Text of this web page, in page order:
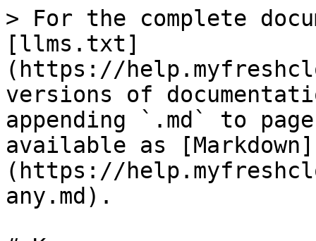
> For the complete
[llms.txt]
(https://
versions of
appending `.md` to
available as [Markdown]
(https://
any.md).